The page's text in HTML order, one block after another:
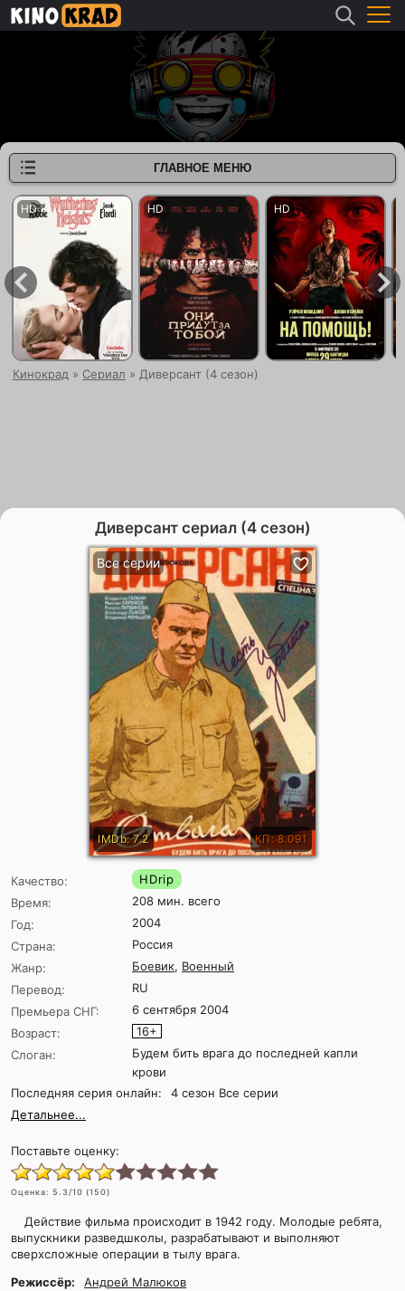
Кинокрад » Сериал » Диверсант (4 сезон)
Диверсант сериал (4 сезон)
IMDb: 7.2 КП: 8.091
Все серии
Качество:
HDrip
Время:
208 мин. всего
Год:
2004
Страна:
Россия
Жанр:
Боевик, Военный
Перевод:
RU
Премьера СНГ:
6 сентября 2004
Возраст:
16+
Слоган:
Будем бить врага до последней капли
крови
Последняя серия онлайн:
4 сезон Все серии
Детальнее...
Поставьте оценку:
Оценка: 5.3/10 (150)
Действие фильма происходит в 1942 году. Молодые ребята,
выпускники разведшколы, разрабатывают и выполняют
сверхсложные операции в тылу врага.
Режиссёр:
Андрей Малюков
ГЛАВНОЕ МЕНЮ